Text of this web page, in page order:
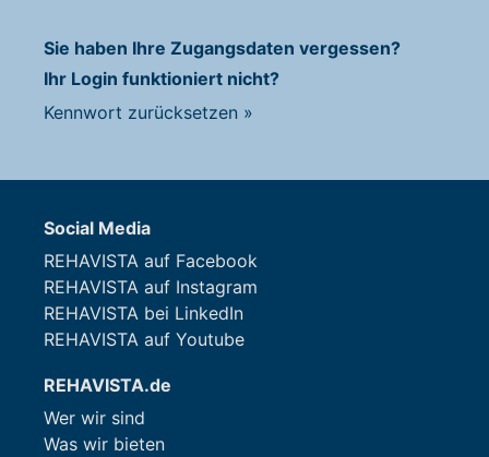
Sie haben Ihre Zugangsdaten vergessen?
Ihr Login funktioniert nicht?
Kennwort zurücksetzen »
Social Media
REHAVISTA auf Facebook
REHAVISTA auf Instagram
REHAVISTA bei LinkedIn
REHAVISTA auf Youtube
REHAVISTA.de
Wer wir sind
Was wir bieten